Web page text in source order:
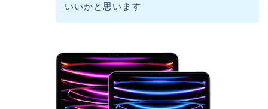
いいかと思います